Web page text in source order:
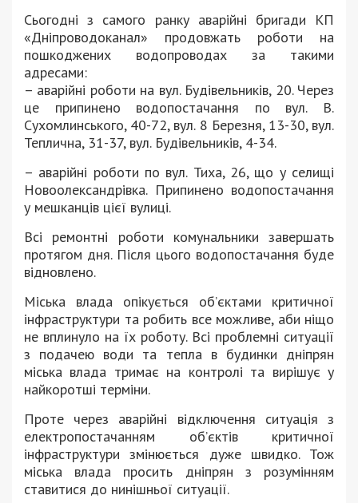
Сьогодні з самого ранку аварійні бригади КП
«Дніпроводоканал» продовжать роботи на
пошкоджених водопроводах за такими
адресами:
– аварійні роботи на вул. Будівельників, 20. Через
це припинено водопостачання по вул. В.
Сухомлинського, 40-72, вул. 8 Березня, 13-30, вул.
Теплична, 31-37, вул. Будівельників, 4-34.
– аварійні роботи по вул. Тиха, 26, що у селищі
Новоолександрівка. Припинено водопостачання
у мешканців цієї вулиці.
Всі ремонтні роботи комунальники завершать
протягом дня. Після цього водопостачання буде
відновлено.
Міська влада опікується об’єктами критичної
інфраструктури та робить все можливе, аби ніщо
не вплинуло на їх роботу. Всі проблемні ситуації
з подачею води та тепла в будинки дніпрян
міська влада тримає на контролі та вирішує у
найкоротші терміни.
Проте через аварійні відключення ситуація з
електропостачанням об’єктів критичної
інфраструктури змінюється дуже швидко. Тож
міська влада просить дніпрян з розумінням
ставитися до нинішньої ситуації.